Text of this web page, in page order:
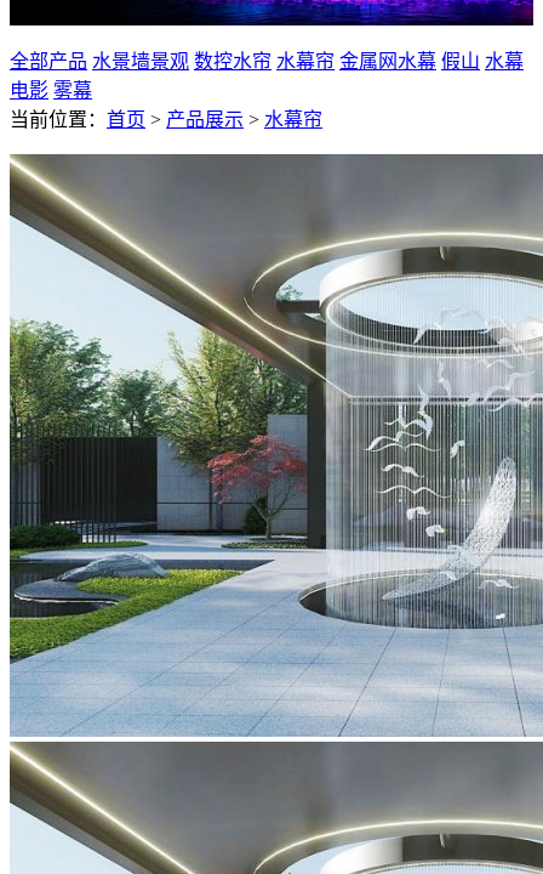
全部产品 水景墙景观 数控水帘 水幕帘 金属网水幕 假山 水幕
电影 雾幕
当前位置： 首页 > 产品展示 > 水幕帘